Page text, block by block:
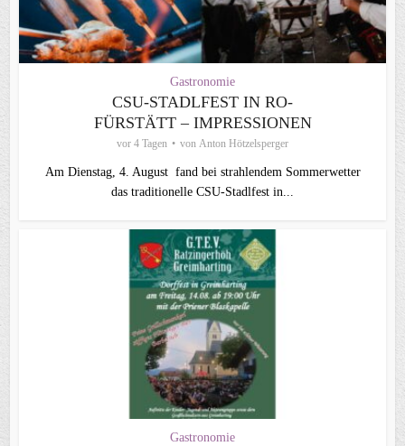
Gastronomie
CSU-STADLFEST IN RO-
FÜRSTÄTT – IMPRESSIONEN
vor 4 Tagen von Anton Hötzelsperger
Am Dienstag, 4. August fand bei strahlendem Sommerwetter
das traditionelle CSU-Stadlfest in...
Gastronomie